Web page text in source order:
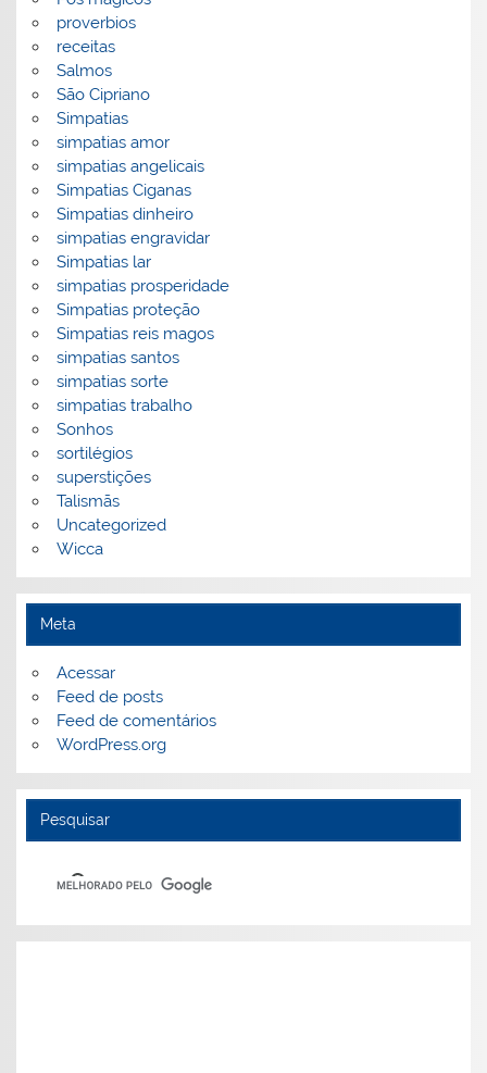
proverbios
receitas
Salmos
São Cipriano
Simpatias
simpatias amor
simpatias angelicais
Simpatias Ciganas
Simpatias dinheiro
simpatias engravidar
Simpatias lar
simpatias prosperidade
Simpatias proteção
Simpatias reis magos
simpatias santos
simpatias sorte
simpatias trabalho
Sonhos
sortilégios
superstições
Talismãs
Uncategorized
Wicca
Meta
Acessar
Feed de posts
Feed de comentários
WordPress.org
Pesquisar